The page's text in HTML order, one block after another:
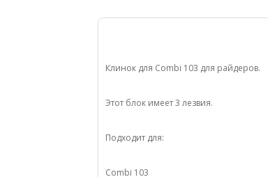
Клинок для Combi 103 для райдеров.
Этот блок имеет 3 лезвия.
Подходит для:
Combi 103